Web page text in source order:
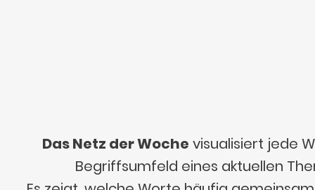
Das Netz der Woche visualisiert jede
Begriffsumfeld eines aktuellen